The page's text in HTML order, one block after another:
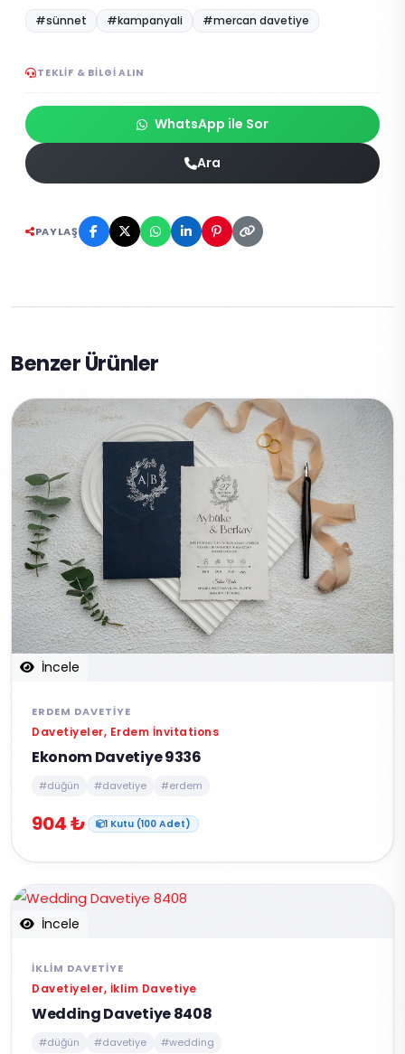
#sünnet #kampanyali #mercan davetiye
TEKLIF & BILGI ALIN
WhatsApp ile Sor
Ara
PAYLAŞ
Benzer Ürünler
İncele
ERDEM DAVETIYE
Davetiyeler, Erdem İnvitations
Ekonom Davetiye 9336
#düğün #davetiye #erdem
904 ₺ 1 Kutu (100 Adet)
İncele
İKLIM DAVETIYE
Davetiyeler, İklim Davetiye
Wedding Davetiye 8408
#düğün #davetiye #wedding